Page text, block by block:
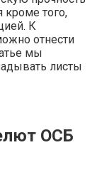
кроме того,
К
отнести
мы
листы
ОСБ